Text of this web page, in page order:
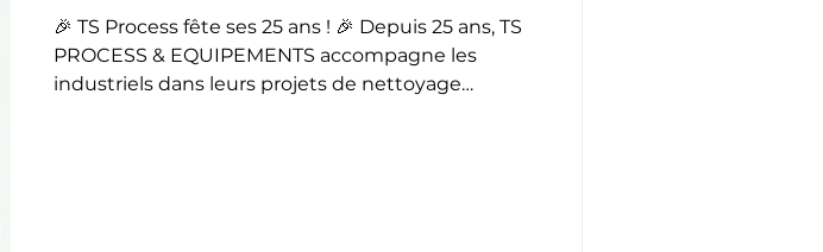
🎉 TS Process fête ses 25 ans ! 🎉 Depuis 25 ans, TS
PROCESS & EQUIPEMENTS accompagne les
industriels dans leurs projets de nettoyage